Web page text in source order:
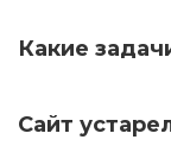
Какие
Сайт